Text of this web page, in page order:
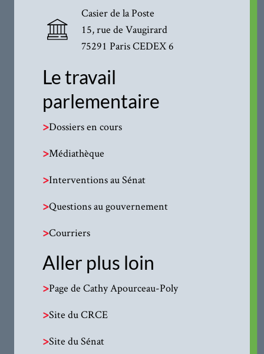
Casier de la Poste
15, rue de Vaugirard
75291 Paris CEDEX 6
Le travail
parlementaire
>Dossiers en cours
>Médiathèque
>Interventions au Sénat
>Questions au gouvernement
>Courriers
Aller plus loin
>Page de Cathy Apourceau-Poly
>Site du CRCE
>Site du Sénat